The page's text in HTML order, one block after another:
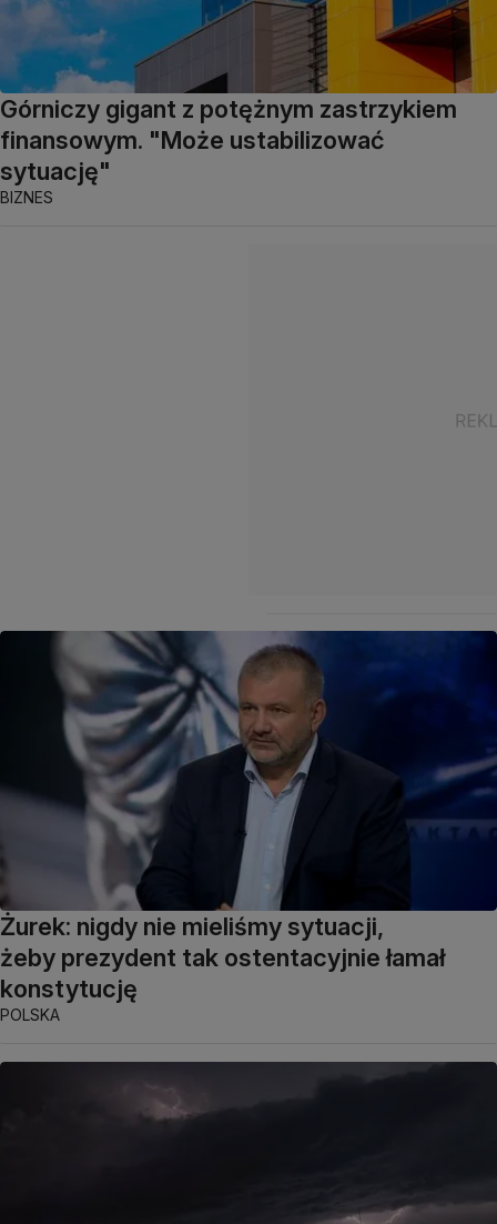
Górniczy gigant z potężnym zastrzykiem
finansowym. "Może ustabilizować
sytuację"
BIZNES
Żurek: nigdy nie mieliśmy sytuacji,
żeby prezydent tak ostentacyjnie łamał
konstytucję
POLSKA